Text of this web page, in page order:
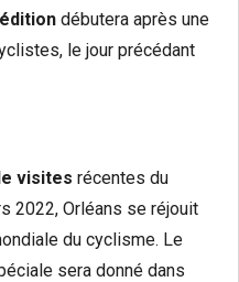
débutera après une
le jour précédant
visites récentes du
2022, Orléans se réjouit
du cyclisme. Le
sera donné dans